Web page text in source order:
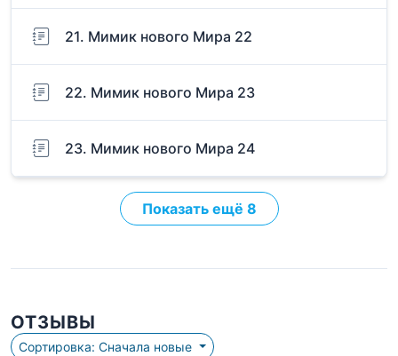
21. Мимик нового Мира 22
22. Мимик нового Мира 23
23. Мимик нового Мира 24
Показать ещё 8
ОТЗЫВЫ
Сортировка: Сначала новые